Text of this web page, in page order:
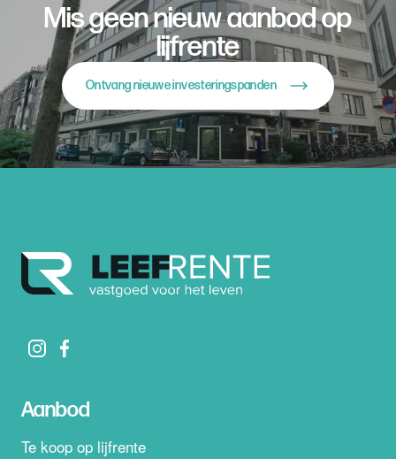
Mis geen nieuw aanbod op
lijfrente
Ontvang nieuwe investeringspanden
Aanbod
Te koop op lijfrente